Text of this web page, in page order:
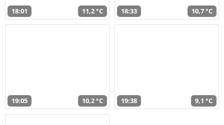
18:01 11,2 °C 18:33 10,7 °C
19:05 10,2 °C 19:38 9,1 °C